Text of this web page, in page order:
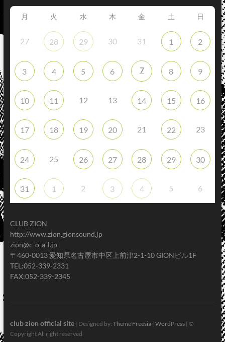
月 火 水 木 金 土 日
27 28 29 30 31 1 2
3 4 5 6 7 8 9
10 11 12 13 14 15 16
17 18 19 20 21 22 23
24 25 26 27 28 29 30
31 1 2 3 4 5 6
CLUB ZION
http://www.zion.gionsound.jp
zion@c-o-a-l.jp
〒460-0013 愛知県名古屋市中区上前津2-1-10 GIONビル1F
TEL:052-339-2331
FAX:052-339-2345
club zion official site| Designed by: Theme Freesia| WordPress| ©
Copyright All right reserved